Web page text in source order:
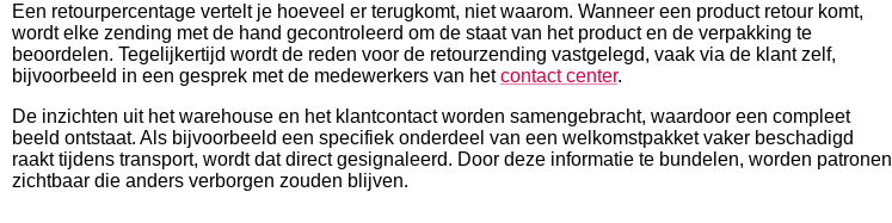
Een retourpercentage vertelt je hoeveel er terugkomt, niet waarom. Wanneer een product retour komt,
wordt elke zending met de hand gecontroleerd om de staat van het product en de verpakking te
beoordelen. Tegelijkertijd wordt de reden voor de retourzending vastgelegd, vaak via de klant zelf,
bijvoorbeeld in een gesprek met de medewerkers van hetcontact center.
De inzichten uit het warehouse en het klantcontact worden samengebracht, waardoor een compleet
beeld ontstaat. Als bijvoorbeeld een specifiek onderdeel van een welkomstpakket vaker beschadigd
raakt tijdens transport, wordt dat direct gesignaleerd. Door deze informatie te bundelen, worden patronen
zichtbaar die anders verborgen zouden blijven.